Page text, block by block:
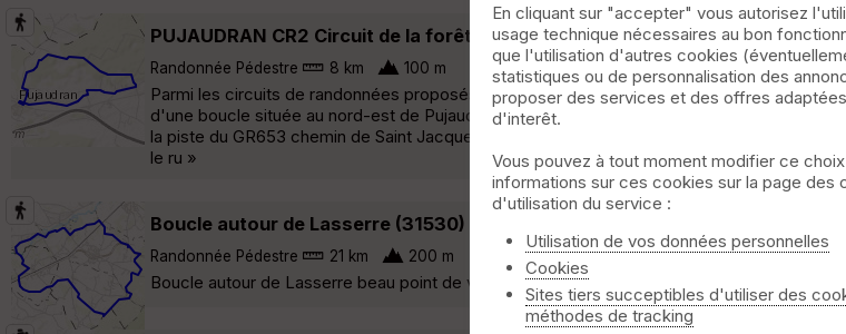
PUJAUDRAN CR2 Circuit de la forêt de Bouconne Ségoufielle
Randonnée Pédestre 8 km 100 m
Parmi les circuits de randonnées proposés au départ de Pujaudran , figure le CR2 , circuit
d'une boucle située au nord-est de Pujaudran , qui nous fera traverser une partie de la
la piste du GR653 chemin de Saint Jacques presque jusqu'à l'entrée de St louis , et
le ru »
Boucle autour de Lasserre (31530)
Randonnée Pédestre 21 km 200 m
Boucle autour de Lasserre beau point de vue sur le Gers Passage peu fréquenté dans la
En cliquant sur "accepter" vous autorisez
usage technique nécessaires au bon
que l'utilisation d'autres cookies
statistiques ou de personnalisation des
proposer des services et des offres
d'interêt.
Vous pouvez à tout moment modifier ce
informations sur ces cookies sur la page des
d'utilisation du service :
Utilisation de vos données personnelles
Cookies
Sites tiers succeptibles d'utiliser des
méthodes de tracking